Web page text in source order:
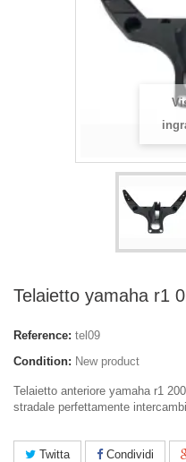
Telaietto yamaha r1
Reference: tel09
Condition: New product
Telaietto anteriore yamaha r1
stradale perfettamente
Twitta Condividi